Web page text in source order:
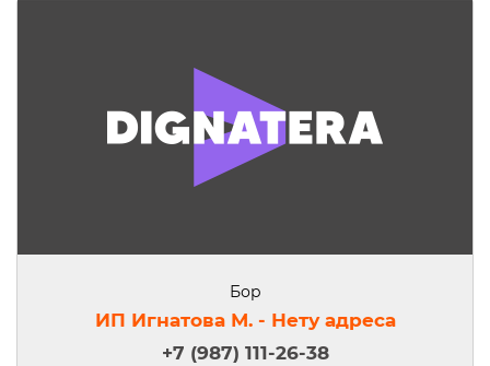
Бор
ИП Игнатова М. - Нету адреса
+7 (987) 111-26-38